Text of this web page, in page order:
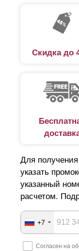
Скидка до
Для получения
указать
указанный
расчетом.
+7
Согласен на